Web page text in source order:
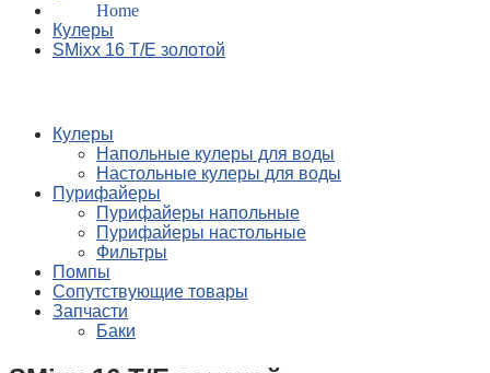
Home
Кулеры
SMixx 16 T/E золотой
Кулеры
Напольные кулеры для воды
Настольные кулеры для воды
Пурифайеры
Пурифайеры напольные
Пурифайеры настольные
Фильтры
Помпы
Сопутствующие товары
Запчасти
Баки